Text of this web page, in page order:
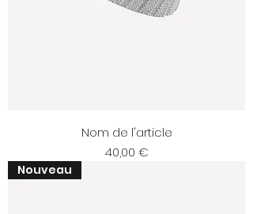
Nom de l'article
Prix
40,00 €
Nouveau